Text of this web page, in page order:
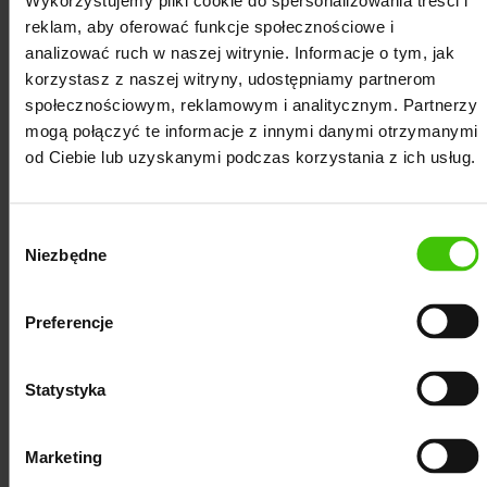
reklam, aby oferować funkcje społecznościowe i
analizować ruch w naszej witrynie. Informacje o tym, jak
korzystasz z naszej witryny, udostępniamy partnerom
społecznościowym, reklamowym i analitycznym. Partnerzy
mogą połączyć te informacje z innymi danymi otrzymanymi
od Ciebie lub uzyskanymi podczas korzystania z ich usług.
zgody
Niezbędne
Preferencje
Statystyka
Marketing
wyświetlały się też użytkownikom z innych miast. Jeśli
nie masz konta Google Ads, specjaliści PPC
podpowiedzą Ci, jak je utworzyć. Następnym krokiem
jest nadanie dostępu do konta specjaliście z agencji.
Resztę kwestii technicznych związanych z
konfiguracją konta i kampanii Google Ads możesz
Aby skutecznie wypromować swoją firmę z
przekazanie agencji briefu, który zawiera opis
Twojego biznesu, cele, wyzwania, wskazanie
konkurencji oraz omówienie oferty. Dzięki temu
specjalista zaplanuje treści reklam oraz słowa
biznesowe w Google Ads.